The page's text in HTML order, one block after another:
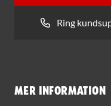
Ring
Mer information